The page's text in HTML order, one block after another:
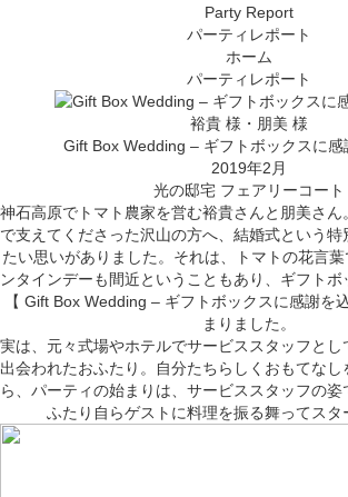
Party Report
パーティレポート
ホーム
パーティレポート
裕貴 様・朋美 様
Gift Box Wedding – ギフトボックスに
2019年2月
光の邸宅 フェアリーコート
神石高原でトマト農家を営む裕貴さんと朋美さん
で支えてくださった沢山の方へ、結婚式という特
たい思いがありました。それは、トマトの花言葉
ンタインデーも間近ということもあり、ギフトボ
【 Gift Box Wedding – ギフトボックスに感謝を
まりました。
実は、元々式場やホテルでサービススタッフと
出会われたおふたり。自分たちらしくおもてな
ら、パーティの始まりは、サービススタッフの
ふたり自らゲストに料理を振る舞ってスタ